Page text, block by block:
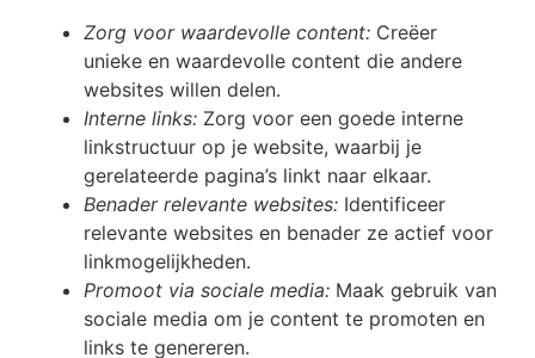
Zorg voor waardevolle content: Creëer
unieke en waardevolle content die andere
websites willen delen.
Interne links: Zorg voor een goede interne
linkstructuur op je website, waarbij je
gerelateerde pagina’s linkt naar elkaar.
Benader relevante websites: Identificeer
relevante websites en benader ze actief voor
linkmogelijkheden.
Promoot via sociale media: Maak gebruik van
sociale media om je content te promoten en
links te genereren.